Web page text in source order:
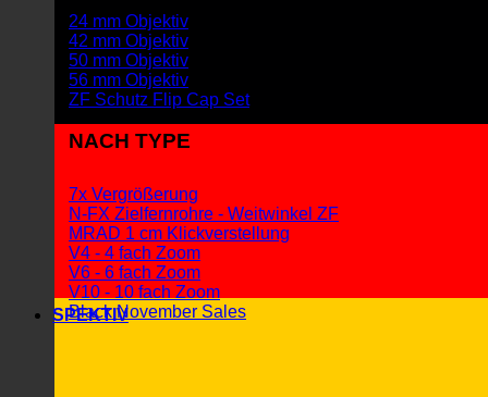
24 mm Objektiv
42 mm Objektiv
50 mm Objektiv
56 mm Objektiv
ZF Schutz Flip Cap Set
NACH TYPE
7x Vergrößerung
N-FX Zielfernrohre - Weitwinkel ZF
MRAD 1 cm Klickverstellung
V4 - 4 fach Zoom
V6 - 6 fach Zoom
V10 - 10 fach Zoom
Black November Sales
SPEKTIV